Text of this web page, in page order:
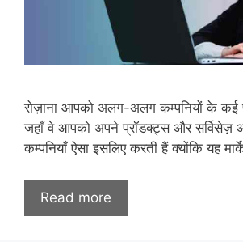
रोज़ाना आपको अलग-अलग कम्पनियों के
जहाँ वे आपको अपने प्रॉडक्ट्स और सर्विसेज़
कम्पनियाँ ऐसा इसलिए करती हैं क्योंकि यह
Read more